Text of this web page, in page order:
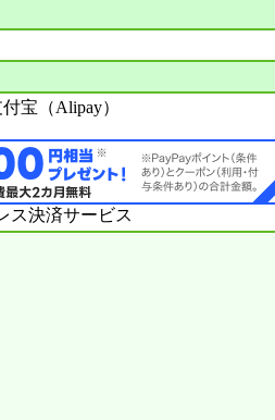
宝（Alipay）
ス決済サービス